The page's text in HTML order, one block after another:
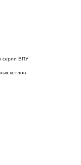
серии ВПУ
котлов